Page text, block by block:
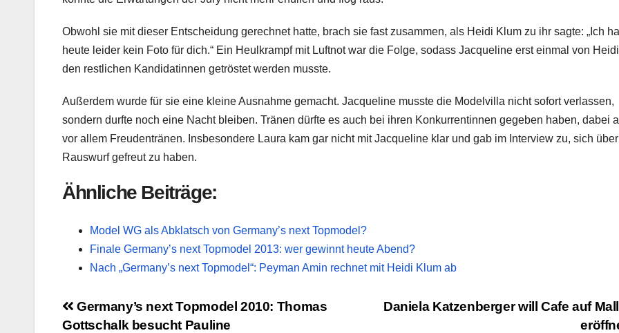
Obwohl sie mit dieser Entscheidung gerechnet hatte, brach sie fast zusammen, als Heidi Klum zu ihr sagte: „Ich
heute leider kein Foto für dich.“ Ein Heulkrampf mit Luftnot war die Folge, sodass Jacqueline erst einmal von
den restlichen Kandidatinnen getröstet werden musste.
Außerdem wurde für sie eine kleine Ausnahme gemacht. Jacqueline musste die Modelvilla nicht sofort verlassen,
sondern durfte noch eine Nacht bleiben. Tränen dürfte es auch bei ihren Konkurrentinnen gegeben haben, dabei
vor allem Freudentränen. Insbesondere Laura kam gar nicht mit Jacqueline klar und gab im Interview zu, sich
Rauswurf gefreut zu haben.
Ähnliche Beiträge:
Model WG als Abklatsch von Germany’s next Topmodel?
Finale Germany’s next Topmodel 2013: wer gewinnt heute Abend?
Nach „Germany’s next Topmodel“: Peyman Amin rechnet mit Heidi Klum ab
Beitragsnavigation
Daniela Katzenberger will Cafe auf
Germany’s next Topmodel 2010: Thomas
Gottschalk besucht Pauline